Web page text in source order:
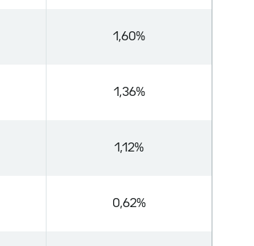
1,60%
1,36%
1,12%
0,62%